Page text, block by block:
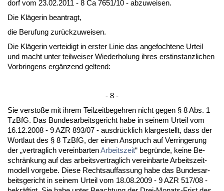
dorf vom 23.02.2011 - 8 Ca 7651/10 - ab­zu­wei­sen.
Die Kläge­rin be­an­tragt,
die Be­ru­fung zurück­zu­wei­sen.
Die Kläge­rin ver­tei­digt in ers­ter Li­nie das an­ge­foch­te­ne Ur­teil
und macht un­ter teil­wei­ser Wie­der­ho­lung ih­res erst­in­stanz­li­chen
Vor­brin­gens ergänzend gel­tend:
- 8 -
Sie ver­s­toße mit ih­rem Teil­zeit­be­geh­ren nicht ge­gen § 8 Abs. 1
Tz­B­fG. Das Bun­des­ar­beits­ge­richt ha­be in sei­nem Ur­teil vom
16.12.2008 - 9 AZR 893/07 - aus­drück­lich klar­ge­stellt, dass der
Wort­laut des § 8 Tz­B­fG, der ei­nen An­spruch auf Ver­rin­ge­rung
der „ver­trag­lich ver­ein­bar­tenAr­beits­zeit“ be­gründe, kei­ne Be­
schränkung auf das ar­beits­ver­trag­lich ver­ein­bar­te Ar­beits­zeit­
mo­dell vor­ge­be. Die­se Rechts­auf­fas­sung ha­be das Bun­des­ar­
beits­ge­richt in sei­nem Ur­teil vom 18.08.2009 - 9 AZR 517/08 -